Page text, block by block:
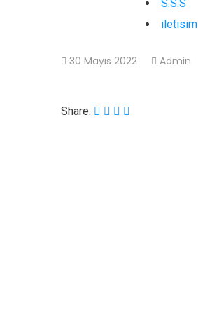
S.S.S
iletisim
30 Mayıs 2022 Admin
Share: